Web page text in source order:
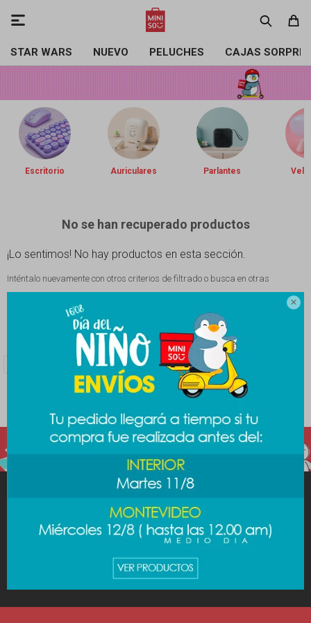

STAR WARS NUEVO PELUCHES CAJAS

Escritorio Auriculares Parlantes
No se han recuperado productos
¡Lo sentimos! No hay productos en esta sección.
Inténtalo nuevamente con otros criterios de filtrado o busca en otras
Tecnología Audio
Auriculares
Quitar filtros
Te recomendamos quitar: Tecnología
AYUDA